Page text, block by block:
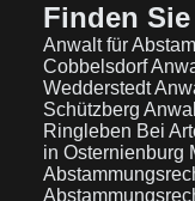
Finden
Anwalt für
Cobbelsdorf
Wedderstedt
Schützberg
Ringleben Bei
in Osternienburg